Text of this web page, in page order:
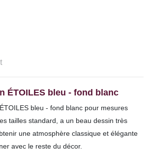
ÉTOILES bleu - fond blanc
bleu - fond blanc pour mesures
tailles standard, a un beau dessin très
une atmosphère classique et élégante
avec le reste du décor.